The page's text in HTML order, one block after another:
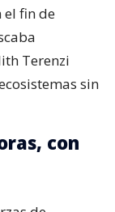
el fin de
Terenzi
sin
con